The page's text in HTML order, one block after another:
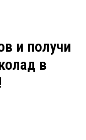
и получи
в